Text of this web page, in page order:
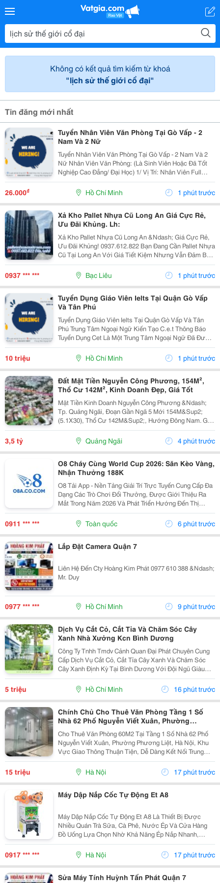
Không có kết quả tìm kiếm từ khoá
"lịch sử thế giới cổ đại"
Tin đăng mới nhất
Tuyển Nhân Viên Văn Phòng Tại Gò Vấp - 2
Nam Và 2 Nữ
Tuyển Nhân Viên Văn Phòng Tại Gò Vấp - 2 Nam Và 2
Nữ Nhân Viên Văn Phòng: (Là Sinh Viên Hoặc Đã Tốt
Nghiệp Cao Đẳng/ Đại Học) 1/ Vị Trí: Nhân Viên Full
Time (2 Nam 2 Nữ) Ca Làm: 13:00 Đến 21:00 (1 Tháng
Được Nghỉ Phép 1 Ngày, Và Hưởng Các Ngày...
26.000₫ Hồ Chí Minh 1 phút trước
Xả Kho Pallet Nhựa Cũ Long An Giá Cực Rẻ,
Ưu Đãi Khủng. Lh:
Xả Kho Pallet Nhựa Cũ Long An &Ndash; Giá Cực Rẻ,
Ưu Đãi Khủng! 0937.612.822 Bạn Đang Cần Pallet Nhựa
Cũ Tại Long An Với Giá Tiết Kiệm Nhưng Vẫn Đảm Bảo
Chất Lượng? Đừng Bỏ Lỡ Chương Trình Xả Kho Số
Lượng Lớn Với Mức Giá Cực Ưu Đãi! ✅ Sản Phẩm...
0937 *** *** Bạc Liêu 1 phút trước
Tuyển Dụng Giáo Viên Ielts Tại Quận Gò Vấp
Và Tân Phú
Tuyển Dụng Giáo Viên Ielts Tại Quận Gò Vấp Và Tân
Phú Trung Tâm Ngoại Ngữ Kiến Tạo C.e.t Thông Báo
Tuyển Dụng Cet Là Một Trung Tâm Ngoại Ngữ Đã Được
Thành Lập 16 Năm Chuyên Về Chương Trình Anh Văn
Học Thuật Ielts &Ndash; Toefl Ibt. Trung Tâm...
10 triệu Hồ Chí Minh 1 phút trước
Đất Mặt Tiền Nguyễn Công Phương, 154M²,
Thổ Cư 142M², Kinh Doanh Đẹp, Giá Tốt
Mặt Tiền Kinh Doanh Nguyễn Công Phương &Ndash;
Tp. Quảng Ngãi, Đoạn Gần Ngã 5 Mới 154M&Sup2;
(5.1X30), Thổ Cư 142M&Sup2;, Hướng Đông Nam. Giá
Chỉ 3.5 Tỷ (Thương Lượng Nhẹ). ☎️ 0909 040 359
&Ndash; Mr. Kiệm.
3,5 tỷ Quảng Ngãi 4 phút trước
O8 Cháy Cùng World Cup 2026: Săn Kèo Vàng,
Nhận Thưởng 188K
O8 Tải App - Nền Tảng Giải Trí Trực Tuyến Cung Cấp Đa
Dạng Các Trò Chơi Đổi Thưởng, Được Giới Thiệu Ra
Mắt Trong Năm 2026 Và Phát Triển Hướng Đến Thị
Trường Châu Á. Theo Thông Tin Từ Nền Tảng, O8 Hoạt
Động Theo Các Tiêu Chuẩn Áp Dụng Trong Lĩnh Vực...
0911 *** *** Toàn quốc 6 phút trước
Lắp Đặt Camera Quận 7
Liên Hệ Đến Cty Hoàng Kim Phát 0977 610 388 &Ndash;
Mr. Duy
0977 *** *** Hồ Chí Minh 9 phút trước
Dịch Vụ Cắt Cỏ, Cắt Tỉa Và Chăm Sóc Cây
Xanh Nhà Xưởng Kcn Bình Dương
Công Ty Tnhh Tmdv Cảnh Quan Đại Phát Chuyên Cung
Cấp Dịch Vụ Cắt Cỏ, Cắt Tỉa Cây Xanh Và Chăm Sóc
Cây Xanh Định Kỳ Tại Bình Dương Với Đội Ngũ Giàu
Kinh Nghiệm, Máy Móc Hiện Đại Và Quy Trình Thi Công
Chuyên Nghiệp. Dịch Vụ Bao Gồm ✔️ Cắt Cỏ Khuôn...
5 triệu Hồ Chí Minh 16 phút trước
Chính Chủ Cho Thuê Văn Phòng Tầng 1 Số
Nhà 62 Phố Nguyễn Viết Xuân, Phường
Phương Liệt, Hn
Cho Thuê Văn Phòng 60M2 Tại Tầng 1 Số Nhà 62 Phố
Nguyễn Viết Xuân, Phường Phương Liệt, Hà Nội, Khu
Vực Giao Thông Thuận Tiện, Dễ Dàng Kết Nối Trung
Tâm Thành Phố Và Các Quận Lân Cận. Giá Thuê :
15.000.000Đồng/Tháng Giao Thông Đi Lại Thuận
Tiện,...
15 triệu Hà Nội 17 phút trước
Máy Dập Nắp Cốc Tự Động Et A8
Máy Dập Nắp Cốc Tự Động Et A8 Là Thiết Bị Được
Nhiều Quán Trà Sữa, Cà Phê, Nước Ép Và Cửa Hàng
Đồ Uống Lựa Chọn Nhờ Khả Năng Ép Nắp Nhanh,
Chính Xác Và Dễ Sử Dụng. Với Cơ Chế Vận Hành Hoàn
Toàn Tự Động, Máy Giúp Rút Ngắn Thời Gian Phục Vụ,
Tạo Đường...
0917 *** *** Hà Nội 17 phút trước
Sửa Máy Tính Huỳnh Tấn Phát Quận 7